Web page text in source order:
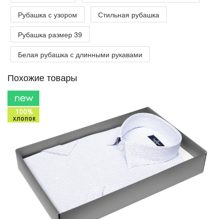
Рубашка с узором
Стильная рубашка
Рубашка размер 39
Белая рубашка с длинными рукавами
Похожие товары